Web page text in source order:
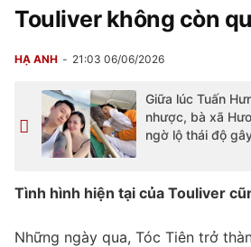
Touliver không còn
HẠ ANH 21:03 06/06/2026
Giữa lúc Tuấn
nhược, bà xã
ngờ lộ thái độ
Tình hình hiện tại của Touliver
Những ngày qua, Tóc Tiên trở